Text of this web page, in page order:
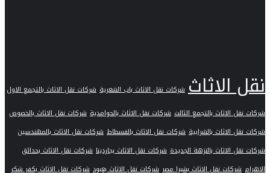
نقل الاثاث شركات نقل الاثاث باب الشعرية شركات نقل الاثاث بالتجمع الاول
شركات نقل الاثاث بالتجمع الثالث شركات نقل الاثاث بالحوامدية شركات نقل الاثاث بالخصوص
شركات نقل الاثاث بالشرابية شركات نقل الاثاث بالفسطاط شركات نقل الاثاث بالمهندسين
شركات نقل الاثاث بالنزهة الجديدة شركات نقل الاثاث بجاردينا شركات نقل الاثاث بحدائق
الاهرام شركات نقل الاثاث بشبرا مصر شركات نقل الاثاث بعبود شركات نقل الاثاث بكفر شكر